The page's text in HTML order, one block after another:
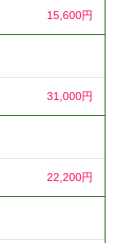
15,600円
31,000円
22,200円